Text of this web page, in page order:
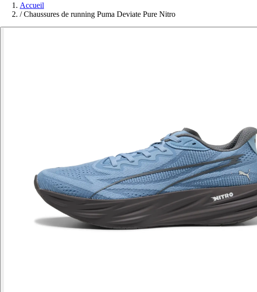
Accueil
/ Chaussures de running Puma Deviate Pure Nitro